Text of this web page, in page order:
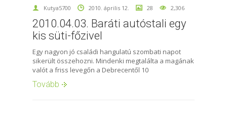
Kutya5700 2010. április 12. 28 2,306
2010.04.03. Baráti autóstali egy
kis süti-főzivel
Egy nagyon jó családi hangulatú szombati napot
sikerült összehozni. Mindenki megtalálta a magának
valót a friss levegőn a Debrecentől 10
Tovább